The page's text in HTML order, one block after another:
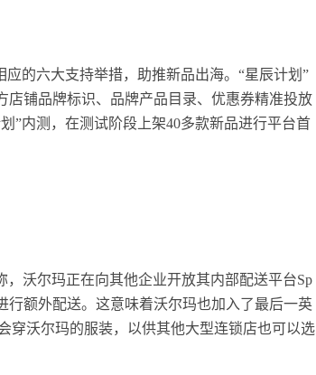
的六大支持举措，助推新品出海。“星辰计划”
店铺品牌标识、品牌产品目录、优惠券精准投放
”内测，在测试阶段上架40多款新品进行平台首
沃尔玛正在向其他企业开放其内部配送平台Sp
行额外配送。这意味着沃尔玛也加入了最后一英
穿沃尔玛的服装，以供其他大型连锁店也可以选